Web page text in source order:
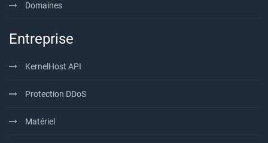
Domaines
Entreprise
KernelHost API
Protection DDoS
Matériel